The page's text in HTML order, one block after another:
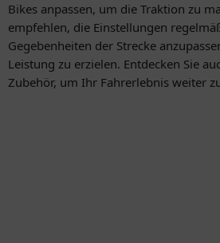
Bikes anpassen, um die Traktion zu
empfehlen, die Einstellungen
Gegebenheiten der Strecke
Leistung zu erzielen. Entdecken Sie
Zubehör, um Ihr Fahrerlebnis weiter